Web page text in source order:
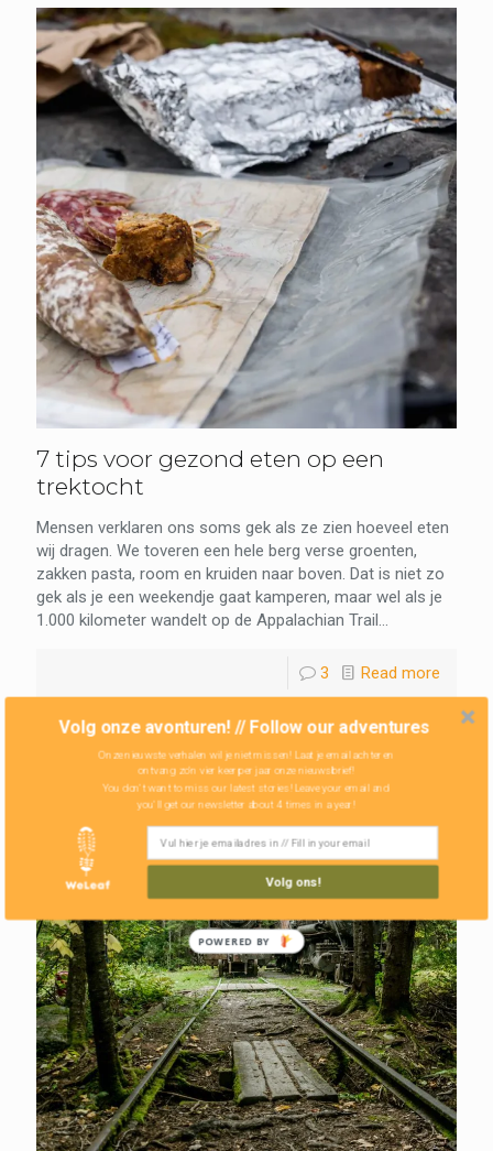
7 tips voor gezond eten op een
trektocht
Mensen verklaren ons soms gek als ze zien hoeveel eten
wij dragen. We toveren een hele berg verse groenten,
zakken pasta, room en kruiden naar boven. Dat is niet zo
gek als je een weekendje gaat kamperen, maar wel als je
1.000 kilometer wandelt op de Appalachian Trail...
3 Read more
Volg onze avonturen! // Follow our adventures
Onze nieuwste verhalen wil je niet missen! Laat je email achter en
ontvang zo'n vier keer per jaar onze nieuwsbrief!
Volg ons!
You don't want to miss our latest stories! Leave your email and
you'll get our newsletter about 4 times in a year!
POWERED BY